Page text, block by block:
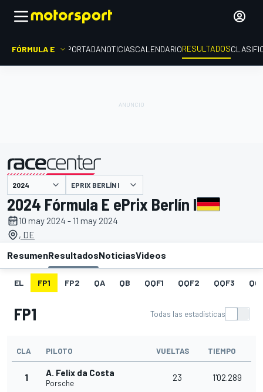
FÓRMULA E PORTADANOTICIASCALENDARIORESULTADOS
presentado por EPRIX BERLÍN I
2024 Fórmula E ePrix Berlín I
10 may 2024 - 11 may 2024
, DE
ResumenResultadosNoticiasVideos
EL FP1 FP2 QA QB QQF1 QQF2 QQF3
FP1 Todas las estadísticas
CLA PILOTO VUELTAS TIEMPO
1 A. Felix da Costa
Porsche
23 1'02.289